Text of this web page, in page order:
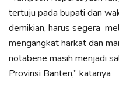
tertuju pada bupati dan
demikian, harus segera
mengangkat harkat dan
notabene masih menjadi
Provinsi Banten,” katanya